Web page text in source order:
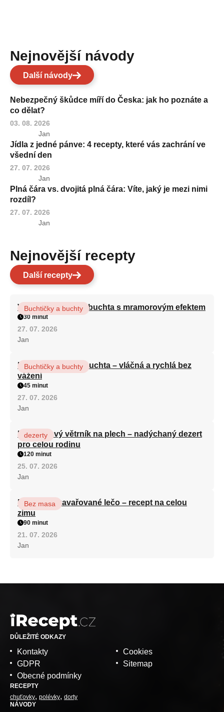
Nejnovější návody
Další návody
Nebezpečný škůdce míří do Česka: jak ho poznáte a
co dělat?
03. 08. 2026
Jan
Jídla z jedné pánve: 4 recepty, které vás zachrání ve
všední den
27. 07. 2026
Jan
Plná čára vs. dvojitá plná čára: Víte, jaký je mezi nimi
rozdíl?
27. 07. 2026
Jan
Nejnovější recepty
Další recepty
Vláčná olejová litá buchta s mramorovým efektem
Buchtičky a buchty
30 minut
27. 07. 2026
Jan
Hrnková maková buchta – vláčná a rychlá bez
vážení
Buchtičky a buchty
45 minut
27. 07. 2026
Jan
Karamelový větrník na plech – nadýchaný dezert
pro celou rodinu
dezerty
120 minut
25. 07. 2026
Jan
Babiččino zavařované lečo – recept na celou
zimu
Bez masa
90 minut
21. 07. 2026
Jan
DŮLEŽITÉ ODKAZY
Kontakty
GDPR
Obecné podmínky
Cookies
Sitemap
RECEPTY
chuťovky polévky dorty
NÁVODY